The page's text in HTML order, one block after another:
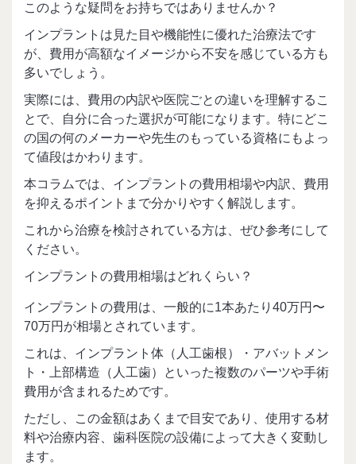
このような疑問をお持ちではありませんか？
インプラントは見た目や機能性に優れた治療法です
が、費用が高額なイメージから不安を感じている方も
多いでしょう。
実際には、費用の内訳や医院ごとの違いを理解するこ
とで、自分に合った選択が可能になります。特にどこ
の国の何のメーカーや先生のもっている資格にもよっ
て値段はかわります。
本コラムでは、インプラントの費用相場や内訳、費用
を抑えるポイントまで分かりやすく解説します。
これから治療を検討されている方は、ぜひ参考にして
ください。
インプラントの費用相場はどれくらい？
インプラントの費用は、一般的に1本あたり40万円〜
70万円が相場とされています。
これは、インプラント体（人工歯根）・アバットメン
ト・上部構造（人工歯）といった複数のパーツや手術
費用が含まれるためです。
ただし、この金額はあくまで目安であり、使用する材
料や治療内容、歯科医院の設備によって大きく変動し
ます。